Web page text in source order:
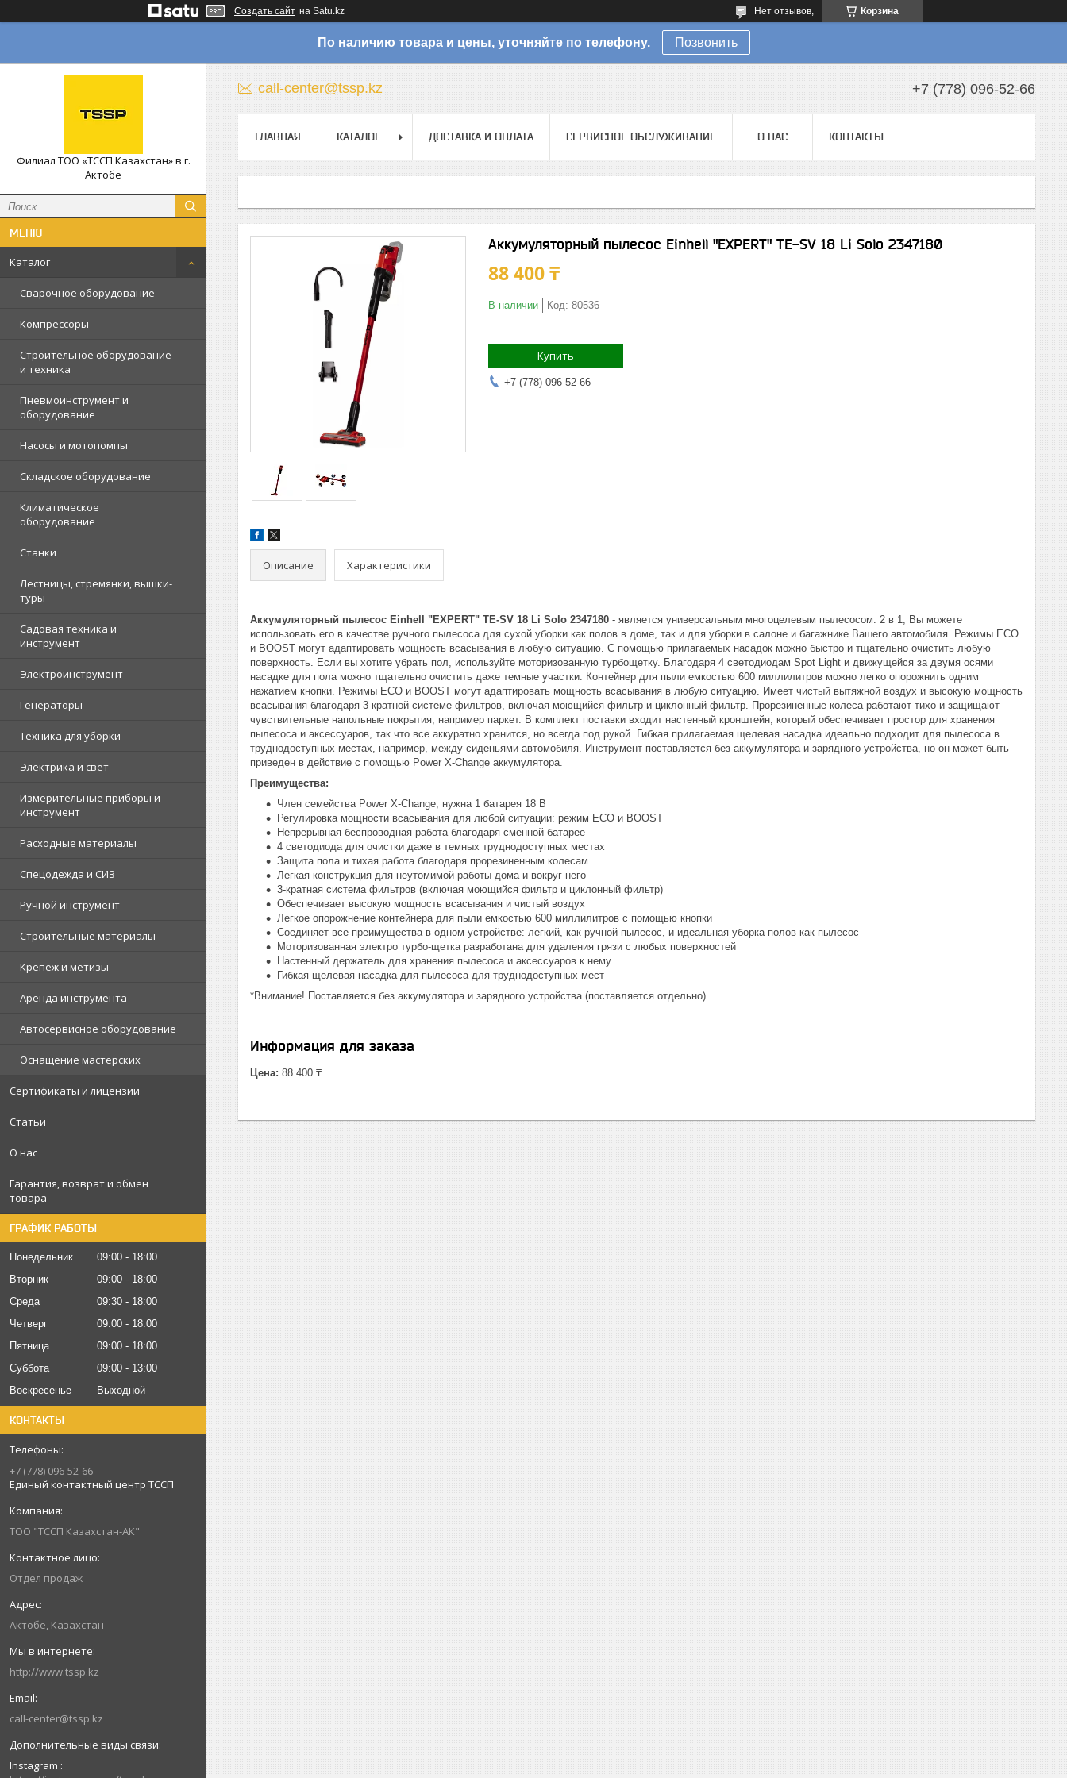
Создать сайт на Satu.kz Корзина
Нет отзывов,
По наличию товара и цены, уточняйте по телефону. Позвонить
Филиал ТОО «ТССП Казахстан» в г.
Актобе
Каталог
Сварочное оборудование
Компрессоры
Строительное оборудование
и техника
Пневмоинструмент и
оборудование
Насосы и мотопомпы
Складское оборудование
Климатическое
оборудование
Станки
Лестницы, стремянки, вышки-
туры
Садовая техника и
инструмент
Электроинструмент
Генераторы
Техника для уборки
Электрика и свет
Измерительные приборы и
инструмент
Расходные материалы
Спецодежда и СИЗ
Ручной инструмент
Строительные материалы
Крепеж и метизы
Аренда инструмента
Автосервисное оборудование
Оснащение мастерских
Сертификаты и лицензии
Статьи
О нас
Гарантия, возврат и обмен
товара
ГРАФИК РАБОТЫ
Понедельник 09:00
18:00
Вторник
09:00
18:00
Среда
09:30
18:00
Четверг
09:00
18:00
Пятница
09:00
18:00
Суббота
09:00
13:00
Воскресенье
Выходной
КОНТАКТЫ
+7 (778) 096-52-66
Единый контактный центр ТССП
ТОО "ТССП Казахстан-АК"
Отдел продаж
Актобе, Казахстан
http://www.tssp.kz
call-center@tssp.kz
Instagram
call-center@tssp.kz +7 (778) 096-52-66
ГЛАВНАЯ КАТАЛОГ ДОСТАВКА И ОПЛАТА СЕРВИСНОЕ ОБСЛУЖИВАНИЕ О НАС КОНТАКТЫ
Аккумуляторный пылесос Einhell "EXPERT" TE-SV 18 Li Solo 2347180
88 400 ₸
В наличии Код: 80536
Купить
+7 (778) 096-52-66
Описание Характеристики
Аккумуляторный пылесос Einhell "EXPERT" TE-SV 18 Li Solo 2347180 - является универсальным многоцелевым пылесосом. 2 в 1, Вы можете
использовать его в качестве ручного пылесоса для сухой уборки как полов в доме, так и для уборки в салоне и багажнике Вашего автомобиля. Режимы ECO
и BOOST могут адаптировать мощность всасывания в любую ситуацию. С помощью прилагаемых насадок можно быстро и тщательно очистить любую
поверхность. Если вы хотите убрать пол, используйте моторизованную турбощетку. Благодаря 4 светодиодам Spot Light и движущейся за двумя осями
насадке для пола можно тщательно очистить даже темные участки. Контейнер для пыли емкостью 600 миллилитров можно легко опорожнить одним
нажатием кнопки. Режимы ECO и BOOST могут адаптировать мощность всасывания в любую ситуацию. Имеет чистый вытяжной воздух и высокую мощность
всасывания благодаря 3-кратной системе фильтров, включая моющийся фильтр и циклонный фильтр. Прорезиненные колеса работают тихо и защищают
чувствительные напольные покрытия, например паркет. В комплект поставки входит настенный кронштейн, который обеспечивает простор для хранения
пылесоса и аксессуаров, так что все аккуратно хранится, но всегда под рукой. Гибкая прилагаемая щелевая насадка идеально подходит для пылесоса в
труднодоступных местах, например, между сиденьями автомобиля. Инструмент поставляется без аккумулятора и зарядного устройства, но он может быть
приведен в действие с помощью Power X-Change аккумулятора.
Преимущества:
Член семейства Power X-Change, нужна 1 батарея 18 В
Регулировка мощности всасывания для любой ситуации: режим ECO и BOOST
Непрерывная беспроводная работа благодаря сменной батарее
4 светодиода для очистки даже в темных труднодоступных местах
Защита пола и тихая работа благодаря прорезиненным колесам
Легкая конструкция для неутомимой работы дома и вокруг него
3-кратная система фильтров (включая моющийся фильтр и циклонный фильтр)
Обеспечивает высокую мощность всасывания и чистый воздух
Легкое опорожнение контейнера для пыли емкостью 600 миллилитров с помощью кнопки
Соединяет все преимущества в одном устройстве: легкий, как ручной пылесос, и идеальная уборка полов как пылесос
Моторизованная электро турбо-щетка разработана для удаления грязи с любых поверхностей
Настенный держатель для хранения пылесоса и аксессуаров к нему
Гибкая щелевая насадка для пылесоса для труднодоступных мест
*Внимание! Поставляется без аккумулятора и зарядного устройства (поставляется отдельно)
Информация для заказа
Цена: 88 400 ₸